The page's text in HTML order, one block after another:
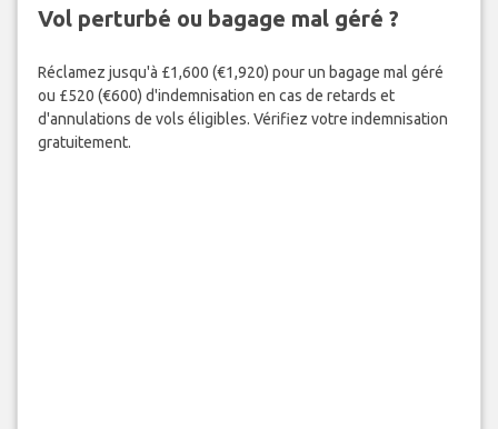
Vol perturbé ou bagage mal géré ?
Réclamez jusqu'à £1,600 (€1,920) pour un bagage mal géré
ou £520 (€600) d'indemnisation en cas de retards et
d'annulations de vols éligibles. Vérifiez votre indemnisation
gratuitement.